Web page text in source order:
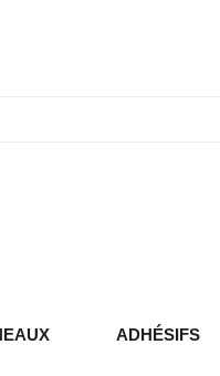
ADHÉSIFS